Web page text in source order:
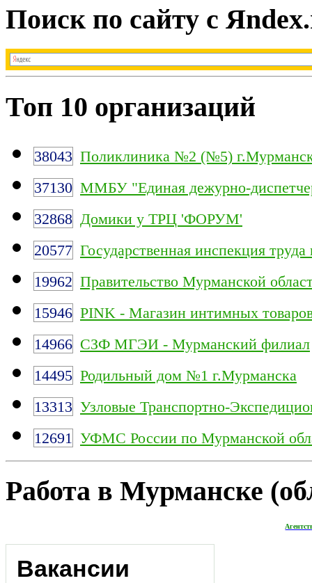
Поиск по сайту с
Топ 10 организаций
38043 Поликлиника №2 (№5)
37130 ММБУ "Единая дежурно-
32868 Домики у ТРЦ 'ФОРУМ'
20577 Государственная инспекция
19962 Правительство Мурманской
15946 PINK - Магазин интимных
14966 СЗФ МГЭИ - Мурманский филиал
14495 Родильный дом №1 г.Мурманска
13313 Узловые Транспортно-
12691 УФМС России по Мурманской
Работа в Мурманске
Вакансии